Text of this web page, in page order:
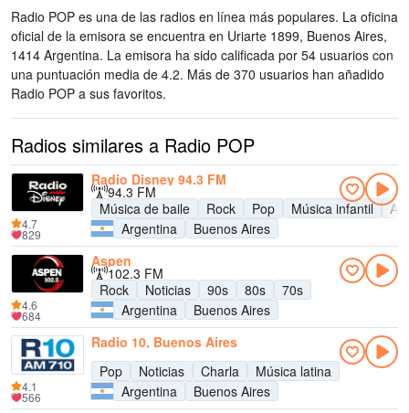
Radio POP es una de las radios en línea más populares. La oficina
oficial de la emisora se encuentra en Uriarte 1899, Buenos Aires,
1414 Argentina. La emisora ha sido calificada por 54 usuarios con
una puntuación media de 4.2. Más de 370 usuarios han añadido
Radio POP a sus favoritos.
Radios similares a Radio POP
Radio Disney 94.3 FM
94.3 FM
Música de baile
Rock Pop Música infantil
Argentina
Buenos Aires
4.7
829
Aspen
102.3 FM
Rock
Noticias 90s 80s
70s
Argentina
Buenos Aires
4.6
684
Radio 10, Buenos Aires
Pop
Noticias Charla
Música latina
Argentina
Buenos Aires
4.1
566